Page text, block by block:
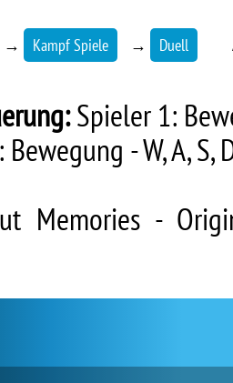
→ Kampf Spiele → Duell
Spieler 1:
- W, A, S,
Memories -